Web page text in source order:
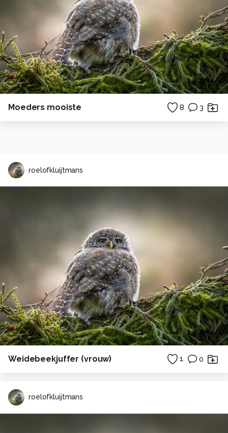
Moeders mooiste 8 3
roelofkluijtmans
Weidebeekjuffer (vrouw) 1 0
roelofkluijtmans